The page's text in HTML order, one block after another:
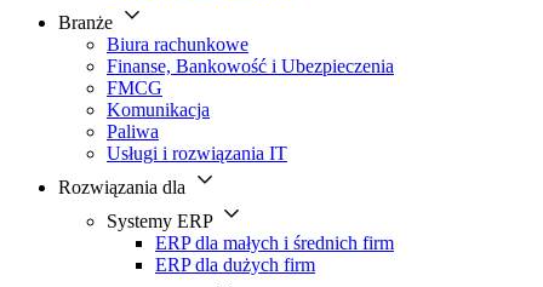
Branże
Biura rachunkowe
Finanse, Bankowość i Ubezpieczenia
FMCG
Komunikacja
Paliwa
Usługi i rozwiązania IT
Rozwiązania dla
Systemy ERP
ERP dla małych i średnich firm
ERP dla dużych firm